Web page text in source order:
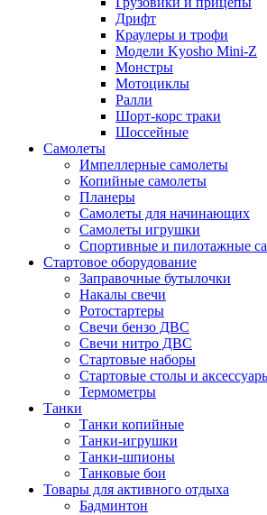
Дрифт
Краулеры и трофи
Модели Kyosho Mini-Z
Монстры
Мотоциклы
Ралли
Шорт-корс траки
Шоссейные
Самолеты
Импеллерные самолеты
Копийные самолеты
Планеры
Самолеты для начинающих
Самолеты игрушки
Спортивные и пилотажные
Стартовое оборудование
Заправочные бутылочки
Накалы свечи
Ротостартеры
Свечи бензо ДВС
Свечи нитро ДВС
Стартовые наборы
Стартовые столы и
Термометры
Танки
Танки копийные
Танки-игрушки
Танки-шпионы
Танковые бои
Товары для активного отдыха
Бадминтон